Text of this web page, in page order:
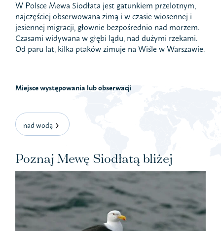
W Polsce Mewa Siodłata jest gatunkiem przelotnym,
najczęściej obserwowana zimą i w czasie wiosennej i
jesiennej migracji, głownie bezpośrednio nad morzem.
Czasami widywana w głębi lądu, nad dużymi rzekami.
Od paru lat, kilka ptaków zimuje na Wiśle w Warszawie.
Miejsce występowania lub obserwacji
nad wodą
Poznaj Mewę Siodłatą bliżej